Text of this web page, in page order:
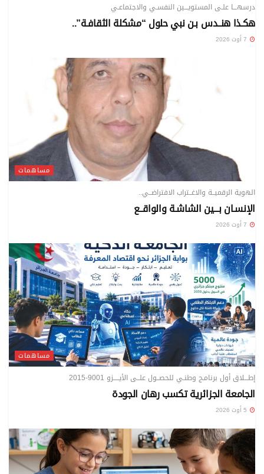
درسهـــا علـى المستويـــين النفسـي والاجتماعـي
هكـذا هنــدس بـن نبي حلول “مشكلة الثقافـة”..
مساهمات
الهوية الرقميــة والاغــتراب الافتراضــي..
الإنسـان بـــين الشاشـة والواقــع
مساهمات
إطـــلاق أول برنامـج وطنـي للحصــول علــى الأيـــــزو 9001-2015
الجامعة الجزائرية تكسب رهان الجودة